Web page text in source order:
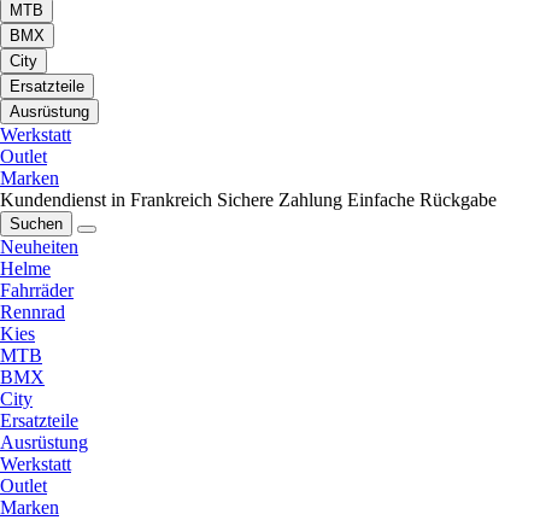
MTB
BMX
City
Ersatzteile
Ausrüstung
Werkstatt
Outlet
Marken
Kundendienst in Frankreich Sichere Zahlung Einfache Rückgabe
Suchen
Neuheiten
Helme
Fahrräder
Rennrad
Kies
MTB
BMX
City
Ersatzteile
Ausrüstung
Werkstatt
Outlet
Marken